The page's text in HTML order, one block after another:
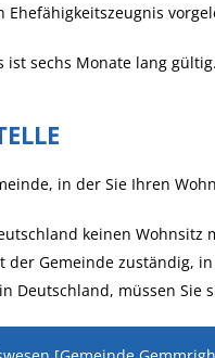
Ehefähigkeitszeugnis
ist sechs Monate lang gültig.
in der Sie Ihren
keinen Wohnsitz
der Gemeinde zuständig,
Deutschland, müssen Sie